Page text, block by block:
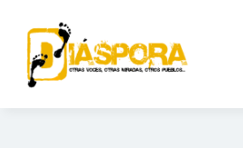
contenido